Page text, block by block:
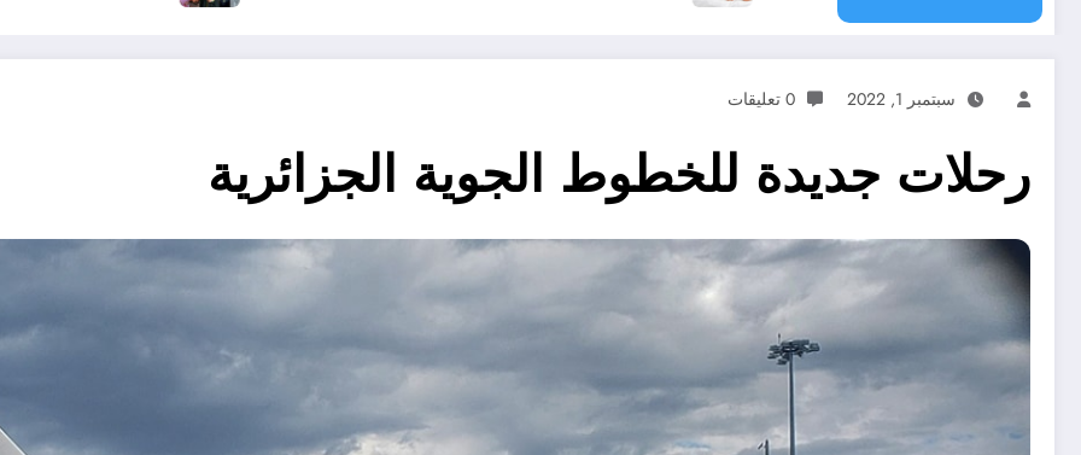
سبتمبر 1, 2022 0 تعليقات
رحلات جديدة للخطوط الجوية الجزائرية